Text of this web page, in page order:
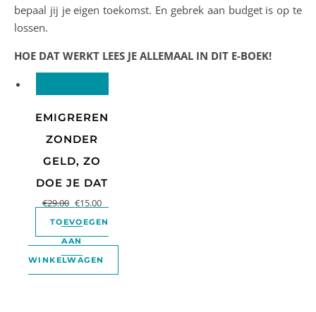
bepaal jij je eigen toekomst. En gebrek aan budget is op te
lossen.
HOE DAT WERKT LEES JE ALLEMAAL IN DIT E-BOEK!
EMIGREREN
ZONDER
GELD, ZO
DOE JE DAT
€29.00 €15.00
TOEVOEGEN
AAN
WINKELWAGEN